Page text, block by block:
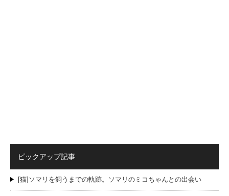
ピックアップ記事
[猫]ソマリを飼うまでの軌跡。ソマリのミコちゃんとの出会い